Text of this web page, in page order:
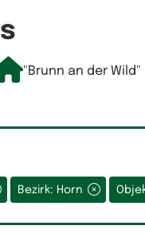
"Brunn an der Wild"
Bezirk: Horn